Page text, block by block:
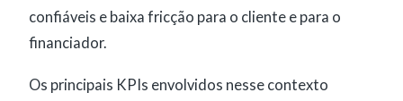
confiáveis e baixa fricção para o cliente e para o
financiador.
Os principais KPIs envolvidos nesse contexto